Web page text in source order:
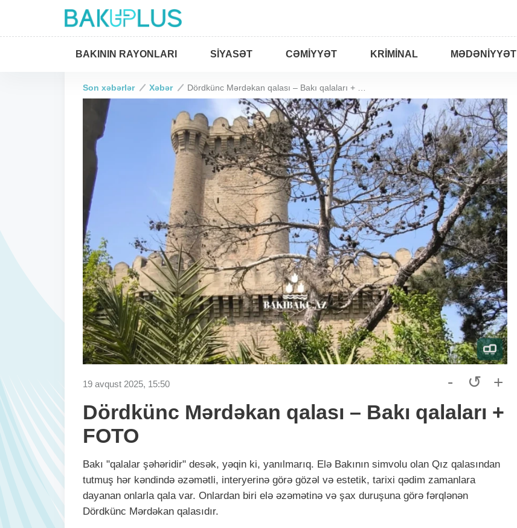
BAKININ RAYONLARI SIYASƏT CƏMIYYƏT KRIMINAL MƏDƏNIYYƏT
Son xəbərlər Xəbər
19 avqust 2025, 15:50 - ↺ +
Dördkünc Mərdəkan qalası – Bakı qalaları +
FOTO
Bakı "qalalar şəhəridir" desək, yəqin ki, yanılmarıq. Elə Bakının simvolu olan Qız qalasından
tutmuş hər kəndində əzəmətli, interyerinə görə gözəl və estetik, tarixi qədim zamanlara
dayanan onlarla qala var. Onlardan biri elə əzəmətinə və şax duruşuna görə fərqlənən
Dördkünc Mərdəkan qalasıdır.